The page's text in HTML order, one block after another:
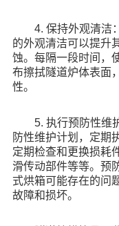
4. 保持外观清洁
的外观清洁可以提升
蚀。每隔一段时间，
布擦拭隧道炉体表面
性。
5. 执行预防性维
防性维护计划，定期
定期检查和更换损耗
滑传动部件等等。预
式烘箱可能存在的问
故障和损坏。